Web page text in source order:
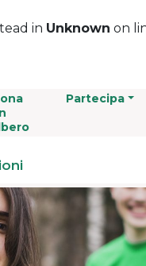
in Unknown on
Partecipa